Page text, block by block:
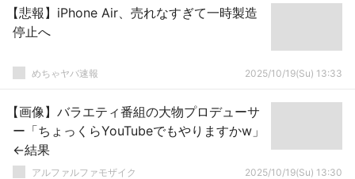
【悲報】iPhone Air、売れなすぎて一時製造
停止へ
めちゃヤバ速報 2025/10/19(Su) 13:33
【画像】バラエティ番組の大物プロデューサ
ー「ちょっくらYouTubeでもやりますかw」
←結果
アルファルファモザイク 2025/10/19(Su) 13:30